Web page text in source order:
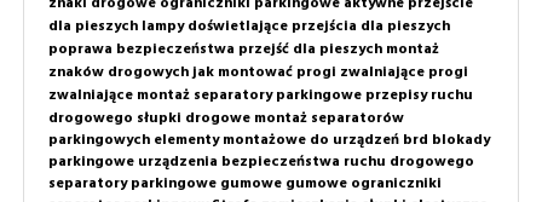
dla pieszych lampy doświetlające przejścia dla pieszych
poprawa bezpieczeństwa przejść dla pieszych montaż
znaków drogowychjak montować progi zwalniające progi
zwalniające montaż separatory parkingowe przepisy ruchu
drogowego słupki drogowe montaż separatorów
parkingowych elementy montażowe do urządzeń brd blokady
parkingowe urządzenia bezpieczeństwa ruchu drogowego
separatory parkingowe gumowe gumowe ograniczniki